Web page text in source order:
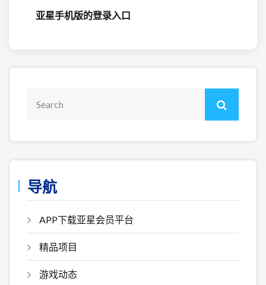
亚星手机版的登录入口
导航
APP下载亚星会员平台
精品项目
游戏动态